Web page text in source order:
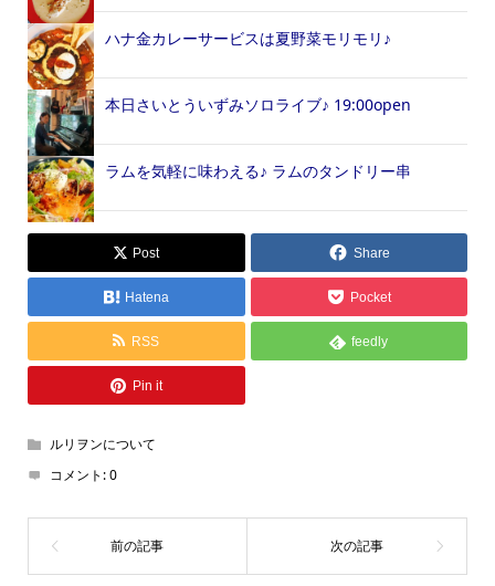
ハナ金カレーサービスは夏野菜モリモリ♪
本日さいとういずみソロライブ♪ 19:00open
ラムを気軽に味わえる♪ ラムのタンドリー串
Post Share
Hatena Pocket
RSS feedly
Pin it
ルリヲンについて
コメント:0